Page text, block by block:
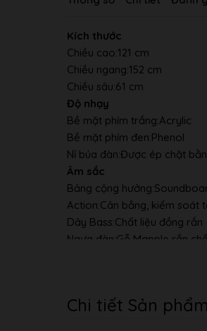
Kích thước
Chiều cao:121 cm
Chiều ngang:152 cm
Chiều sâu:61 cm
Độ nhạy
Bề mặt phím trắng:Acrylic
Bề mặt phím đen:Phenol
Nỉ búa đàn:Được ép chặt
Âm sắc
Bảng cộng hưởng:
Action:Cân bằng, kiểm soát
Dây Bass:Chất liệu đồng rắn
Ngựa đàn:Gỗ Mapple rắn
Bánh xe: đồng thau
Chi tiết Sản phẩm